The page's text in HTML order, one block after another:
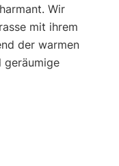
Wir
mit ihrem
der warmen
geräumige